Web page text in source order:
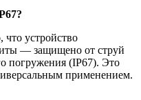
что устройство
— защищено от струй
погружения (IP67). Это
применением.